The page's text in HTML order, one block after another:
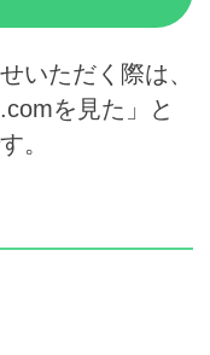
いただく際は、
を見た」と
。